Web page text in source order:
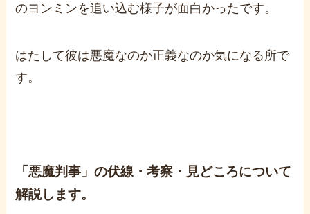
のヨンミンを追い込む様子が面白かったです。
はたして彼は悪魔なのか正義なのか気になる所で
す。
「悪魔判事」の伏線・考察・見どころについて
解説します。